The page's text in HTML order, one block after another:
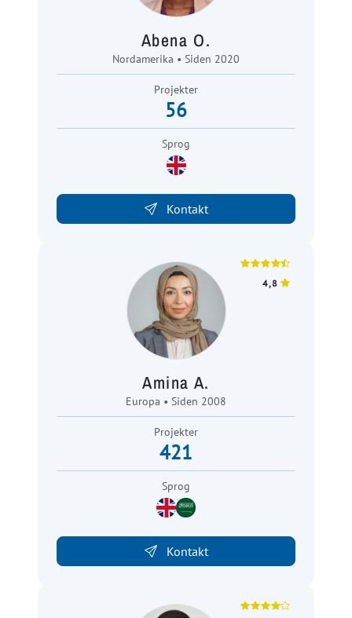
Abena O.
Nordamerika • Siden 2020
Projekter
56
Sprog
Kontakt
4,8
Amina A.
Europa • Siden 2008
Projekter
421
Sprog
Kontakt